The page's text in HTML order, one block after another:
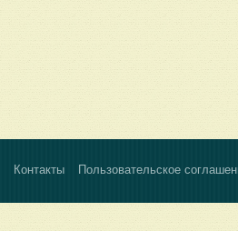
Контакты Пользовательское